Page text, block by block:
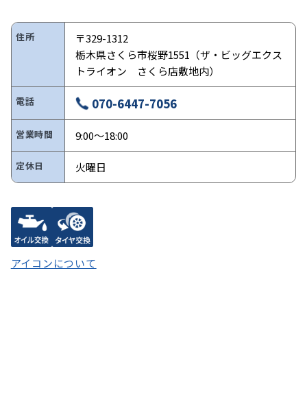
住所
〒329-1312
栃木県さくら市桜野1551（ザ・ビッグエクス
トライオン さくら店敷地内）
電話 070-6447-7056
営業時間 9:00～18:00
定休日 火曜日
アイコンについて